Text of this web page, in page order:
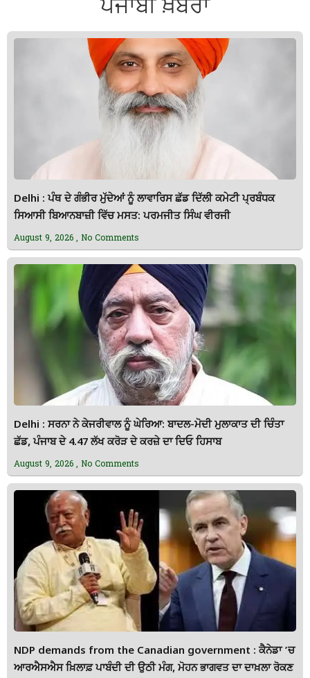
Delhi : ਪੰਥ ਦੇ ਗੰਭੀਰ ਮੁੱਦੇਆਂ ਨੂੰ ਲਾਵਾਰਿਸ ਛੱਡ ਦਿੱਲੀ ਕਮੇਟੀ ਪ੍ਰਬੰਧਕ
ਸਿਆਸੀ ਬਿਆਨਬਾਜ਼ੀ ਵਿੱਚ ਮਸਤ: ਪਰਮਜੀਤ ਸਿੰਘ ਵੀਰਜੀ
August 9, 2026 No Comments
Delhi : ਸਰਨਾ ਨੇ ਕੇਜਰੀਵਾਲ ਨੂੰ ਘੇਰਿਆ: ਬਾਦਲ-ਮੋਦੀ ਮੁਲਾਕਾਤ ਦੀ ਚਿੰਤਾ
ਛੱਡ, ਪੰਜਾਬ ਦੇ 4.47 ਲੱਖ ਕਰੋੜ ਦੇ ਕਰਜ਼ੇ ਦਾ ਦਿਓ ਹਿਸਾਬ
August 9, 2026 No Comments
NDP demands from the Canadian government : ਕੈਨੇਡਾ ’ਚ
ਆਰਐਸਐਸ ਖ਼ਿਲਾਫ਼ ਪਾਬੰਦੀ ਦੀ ਉਠੀ ਮੰਗ, ਮੋਹਨ ਭਾਗਵਤ ਦਾ ਦਾਖ਼ਲਾ ਰੋਕਣ